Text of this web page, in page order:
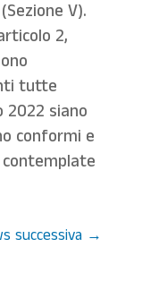
V).
2,
tutte
2022 siano
conformi e
successiva →